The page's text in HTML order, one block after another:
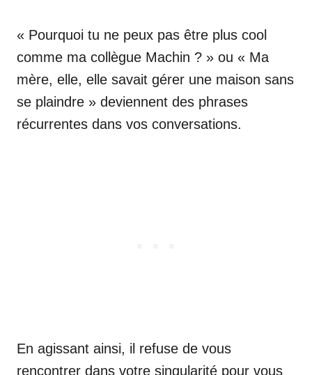
« Pourquoi tu ne peux pas être plus cool
comme ma collègue Machin ? » ou « Ma
mère, elle, elle savait gérer une maison sans
se plaindre » deviennent des phrases
récurrentes dans vos conversations.
En agissant ainsi, il refuse de vous
rencontrer dans votre singularité pour vous